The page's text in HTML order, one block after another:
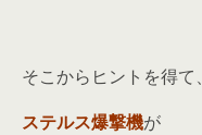
そこからヒントを得て、
ステルス爆撃機が